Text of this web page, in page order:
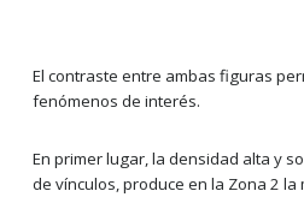
El contraste entre ambas figuras
fenómenos de interés.
En primer lugar, la densidad alta y
de vínculos, produce en la Zona 2